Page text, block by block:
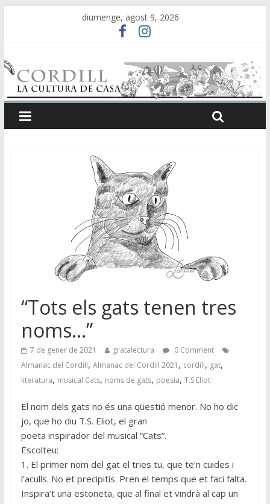
diumenge, agost 9, 2026
“Tots els gats tenen tres
noms…”
7 de gener de 2021 gratalectura
0 Comment
Almanac del Cordill, Almanac del Cordill 2021 , cordill, gat,
literatura, musical Cats, noms de gats, poesia, T.S Eliot
El nom dels gats no és una qüestió menor. No ho dic
jo, que ho diu T.S. Eliot, el gran
poeta inspirador del musical “Cats”.
Escolteu:
1. El primer nom del gat el tries tu, que te’n cuides i
l’aculls. No et precipitis. Pren el temps que et faci falta.
Inspira’t una estoneta, que al final et vindrà al cap un